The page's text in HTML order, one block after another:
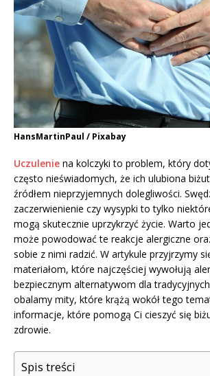
HansMartinPaul / Pixabay
Uczulenie na kolczyki to problem, który
często nieświadomych, że ich ulubiona
źródłem nieprzyjemnych dolegliwości.
zaczerwienienie czy wysypki to tylko
mogą skutecznie uprzykrzyć życie. Warto
może powodować te reakcje alergiczne
sobie z nimi radzić. W artykule przyjrzymy
materiałom, które najczęściej wywołują
bezpiecznym alternatywom dla
obalamy mity, które krążą wokół tego
informacje, które pomogą Ci cieszyć się
zdrowie.
Spis treści